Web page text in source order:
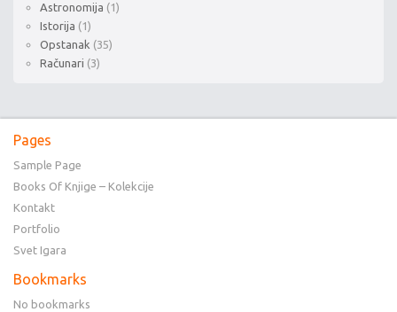
Astronomija (1)
Istorija (1)
Opstanak (35)
Računari (3)
Pages
Sample Page
Books Of Knjige – Kolekcije
Kontakt
Portfolio
Svet Igara
Bookmarks
No bookmarks